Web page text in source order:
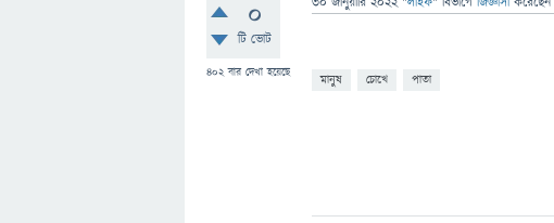
0
টি ভোট
402বার দেখা হয়েছে মানুষ চোখে পাতা